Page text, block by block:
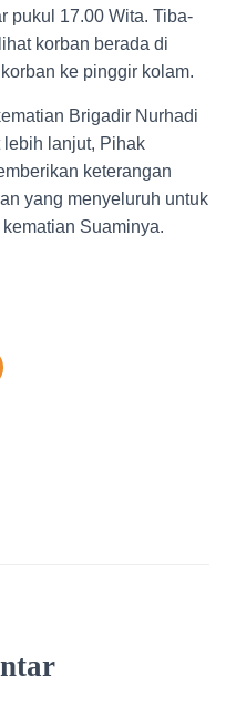
pukul 17.00 Wita. Tiba-
korban berada di
ke pinggir kolam.
Brigadir Nurhadi
lebih lanjut, Pihak
keterangan
yang menyeluruh untuk
Suaminya.